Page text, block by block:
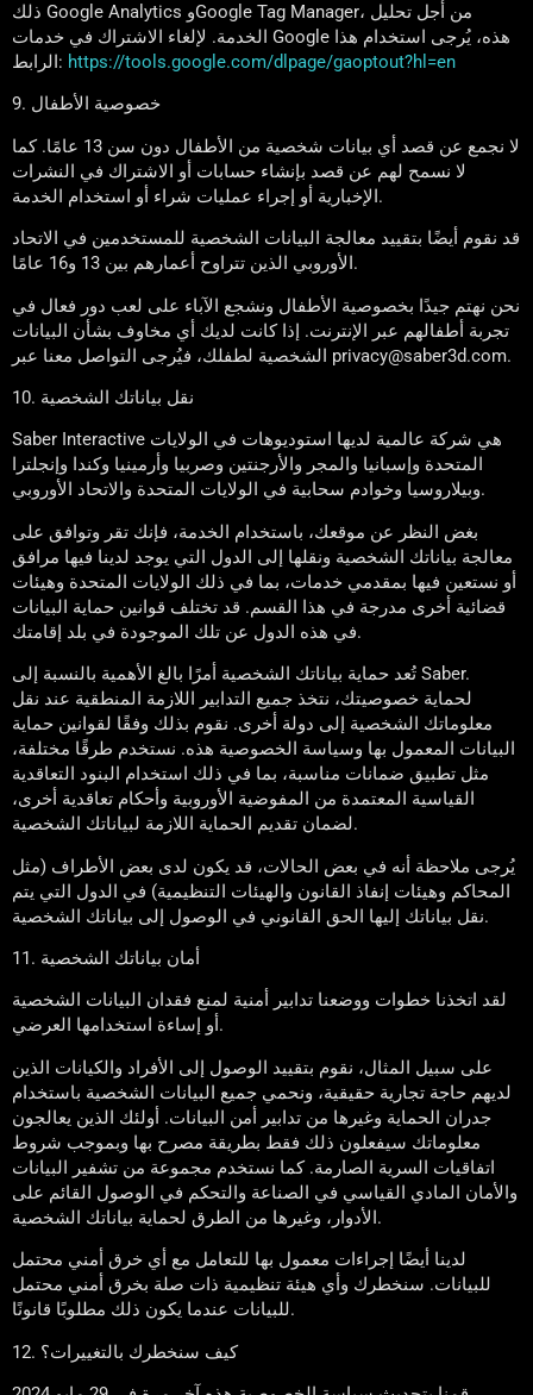
ذلك Google Analytics وGoogle Tag Manager، من أجل تحليل
الخدمة. لإلغاء الاشتراك في خدمات Google هذه، يُرجى استخدام هذا
الرابط: https://tools.google.com/dlpage/gaoptout?hl=en
9. خصوصية الأطفال
لا نجمع عن قصد أي بيانات شخصية من الأطفال دون سن 13 عامًا. كما
لا نسمح لهم عن قصد بإنشاء حسابات أو الاشتراك في النشرات
الإخبارية أو إجراء عمليات شراء أو استخدام الخدمة.
قد نقوم أيضًا بتقييد معالجة البيانات الشخصية للمستخدمين في الاتحاد
الأوروبي الذين تتراوح أعمارهم بين 13 و16 عامًا.
نحن نهتم جيدًا بخصوصية الأطفال ونشجع الآباء على لعب دور فعال في
تجربة أطفالهم عبر الإنترنت. إذا كانت لديك أي مخاوف بشأن البيانات
الشخصية لطفلك، فيُرجى التواصل معنا عبر privacy@saber3d.com.
10. نقل بياناتك الشخصية
Saber Interactive هي شركة عالمية لديها استوديوهات في الولايات
المتحدة وإسبانيا والمجر والأرجنتين وصربيا وأرمينيا وكندا وإنجلترا
وبيلاروسيا وخوادم سحابية في الولايات المتحدة والاتحاد الأوروبي.
بغض النظر عن موقعك، باستخدام الخدمة، فإنك تقر وتوافق على
معالجة بياناتك الشخصية ونقلها إلى الدول التي يوجد لدينا فيها مرافق
أو نستعين فيها بمقدمي خدمات، بما في ذلك الولايات المتحدة وهيئات
قضائية أخرى مدرجة في هذا القسم. قد تختلف قوانين حماية البيانات
في هذه الدول عن تلك الموجودة في بلد إقامتك.
تُعد حماية بياناتك الشخصية أمرًا بالغ الأهمية بالنسبة إلى Saber.
لحماية خصوصيتك، نتخذ جميع التدابير اللازمة المنطقية عند نقل
معلوماتك الشخصية إلى دولة أخرى. نقوم بذلك وفقًا لقوانين حماية
البيانات المعمول بها وسياسة الخصوصية هذه. نستخدم طرقًا مختلفة،
مثل تطبيق ضمانات مناسبة، بما في ذلك استخدام البنود التعاقدية
القياسية المعتمدة من المفوضية الأوروبية وأحكام تعاقدية أخرى،
لضمان تقديم الحماية اللازمة لبياناتك الشخصية.
يُرجى ملاحظة أنه في بعض الحالات، قد يكون لدى بعض الأطراف (مثل
المحاكم وهيئات إنفاذ القانون والهيئات التنظيمية) في الدول التي يتم
نقل بياناتك إليها الحق القانوني في الوصول إلى بياناتك الشخصية.
11. أمان بياناتك الشخصية
لقد اتخذنا خطوات ووضعنا تدابير أمنية لمنع فقدان البيانات الشخصية
أو إساءة استخدامها العرضي.
على سبيل المثال، نقوم بتقييد الوصول إلى الأفراد والكيانات الذين
لديهم حاجة تجارية حقيقية، ونحمي جميع البيانات الشخصية باستخدام
جدران الحماية وغيرها من تدابير أمن البيانات. أولئك الذين يعالجون
معلوماتك سيفعلون ذلك فقط بطريقة مصرح بها وبموجب شروط
اتفاقيات السرية الصارمة. كما نستخدم مجموعة من تشفير البيانات
والأمان المادي القياسي في الصناعة والتحكم في الوصول القائم على
الأدوار، وغيرها من الطرق لحماية بياناتك الشخصية.
لدينا أيضًا إجراءات معمول بها للتعامل مع أي خرق أمني محتمل
للبيانات. سنخطرك وأي هيئة تنظيمية ذات صلة بخرق أمني محتمل
للبيانات عندما يكون ذلك مطلوبًا قانونًا.
12. كيف سنخطرك بالتغييرات؟